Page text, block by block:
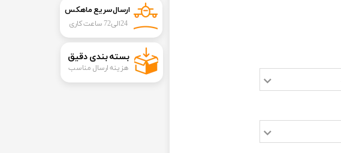
ارسال سریع ماهکس
24الی72 ساعت کاری
​بسته بندی دقیق​​​​​​​
هزینه ارسال مناسب